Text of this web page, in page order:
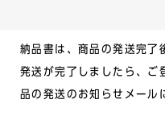
納品書は、商品の発送完了
発送が完了しましたら、ご
品の発送のお知らせメール